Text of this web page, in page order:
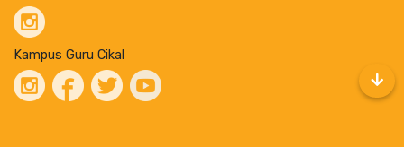
Kampus Guru Cikal